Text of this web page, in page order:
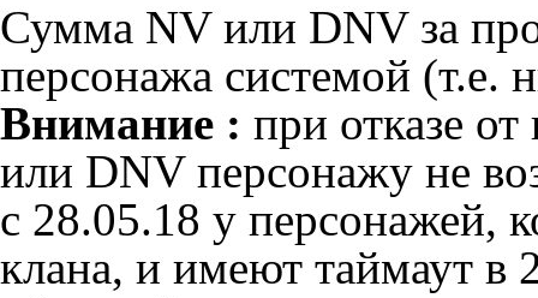
Сумма NV или DNV за
персонажа системой (т.е.
Внимание : при отказе
или DNV персонажу не
с 28.05.18 у персонажей,
клана, и имеют таймаут в